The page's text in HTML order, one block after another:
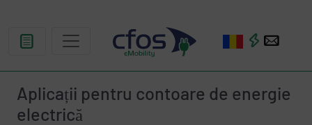
Aplicații pentru contoare de energie
electrică